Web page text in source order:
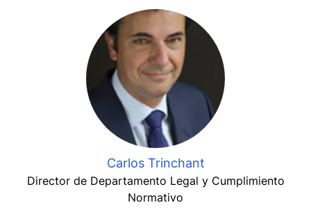
Carlos Trinchant
Director de Departamento Legal y Cumplimiento
Normativo